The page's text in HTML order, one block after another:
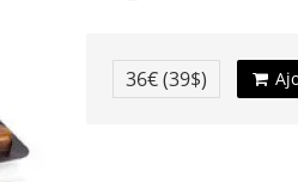
36€(39$)